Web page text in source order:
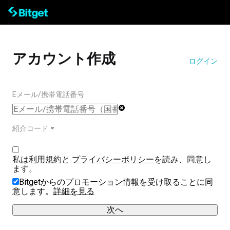
アカウント作成 ログイン
Eメール/携帯電話番号
紹介コード
私は利用規約と プライバシーポリシーを読み、同意し
ます。
Bitgetからのプロモーション情報を受け取ることに同
意します。 詳細を見る
次へ